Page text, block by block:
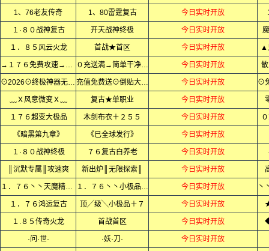
1、76老友传奇 1、80雷霆复古 今日实时开放
１·８０战神复古 开天战神终极 今日实时开放
１．８５风云火龙 首战★首区 今日实时开放 ▲
→１７６免费攻速→小极品 ０充送满→简单干净无隐藏 今日实时开放
⊙2026⊙终极神器无限刀⊙ 充值免费送⊙倒贴大切割⊙ 今日实时开放
﹏Ｘ风意微变Ｘ﹏ 复古★单职业 今日实时开放
１７６超变大极品 木剑布衣＋２５５ 今日实时开放
《暗黑第九章》 《已全球发行》 今日实时开放
１·８０战神终极 ７６复古白养老 今日实时开放
║沉默专属║攻速爽 新出炉║无限探索║ 今日实时开放
１．７６丶丶天魔精品丶丶 １．７６丶丶小极品+5丶丶 今日实时开放
１．７６鸿运复古 顶╱级╲小极品＋７ 今日实时开放
１.８５传奇火龙 首战首区 今日实时开放
·问·世· ·妖·刀· 今日实时开放